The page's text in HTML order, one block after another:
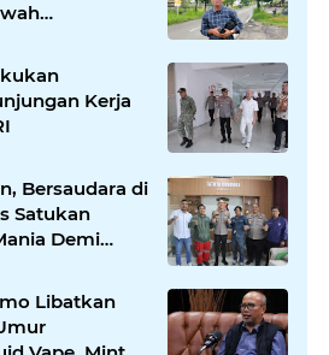
Entus
Kerja
Bersaudara di
Satukan
Demi
Presiden
Libatkan